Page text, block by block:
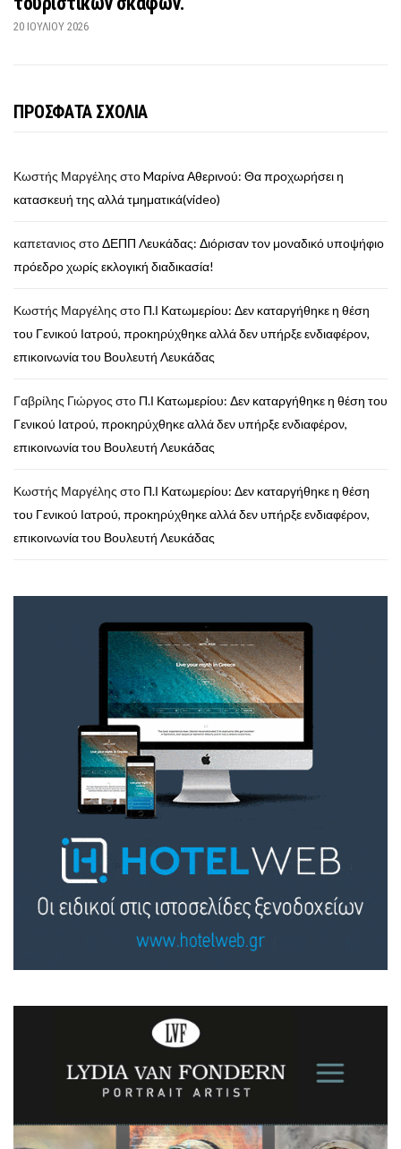
20 ΙΟΥΛΊΟΥ 2026
ΠΡΟΣΦΑΤΑ ΣΧΟΛΙΑ
Κωστής Μαργέλης στοMαρίνα Αθερινού: Θα προχωρήσει η
κατασκευή της αλλά τμηματικά(video)
καπετανιος στοΔΕΠΠ Λευκάδας: Διόρισαν τον μοναδικό υποψήφιο
πρόεδρο χωρίς εκλογική διαδικασία!
Κωστής Μαργέλης στο Π.Ι Κατωμερίου: Δεν καταργήθηκε η θέση
του Γενικού Ιατρού, προκηρύχθηκε αλλά δεν υπήρξε ενδιαφέρον,
επικοινωνία του Βουλευτή Λευκάδας
Γαβρίλης Γιώργος στο Π.Ι Κατωμερίου: Δεν καταργήθηκε η θέση του
Γενικού Ιατρού, προκηρύχθηκε αλλά δεν υπήρξε ενδιαφέρον,
επικοινωνία του Βουλευτή Λευκάδας
Κωστής Μαργέλης στο Π.Ι Κατωμερίου: Δεν καταργήθηκε η θέση
του Γενικού Ιατρού, προκηρύχθηκε αλλά δεν υπήρξε ενδιαφέρον,
επικοινωνία του Βουλευτή Λευκάδας